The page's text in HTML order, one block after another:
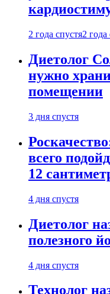
2 года спустя2 года
Диетолог
нужно
помещении
3 дня спустя
всего
12
4 дня спустя
Диетолог
полезного
4 дня спустя
Технолог